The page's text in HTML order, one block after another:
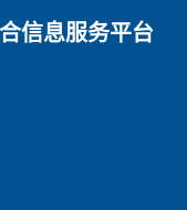
信息服务平台